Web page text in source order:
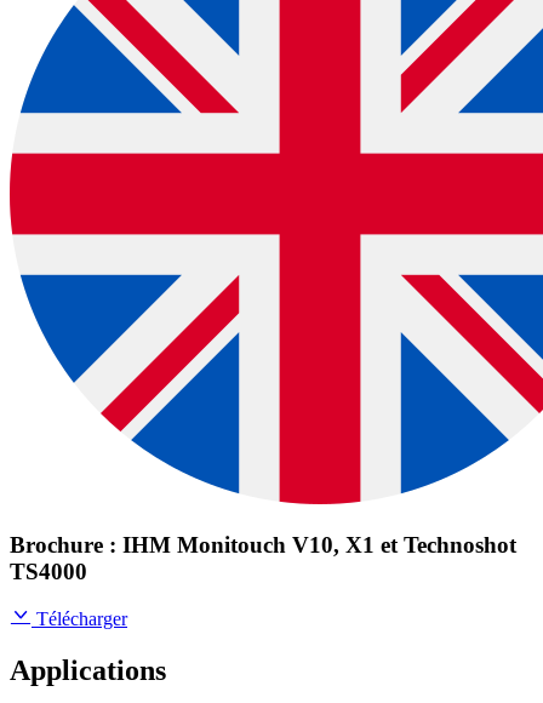
Brochure : IHM Monitouch V10, X1 et Technoshot
TS4000
Télécharger
Applications